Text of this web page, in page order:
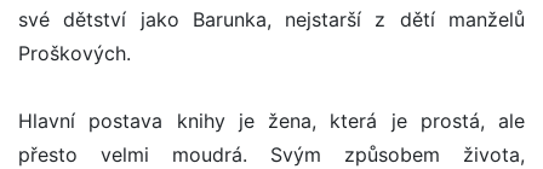
své dětství jako Barunka, nejstarší z dětí manželů
Proškových.
Hlavní postava knihy je žena, která je prostá, ale
přesto velmi moudrá. Svým způsobem života,